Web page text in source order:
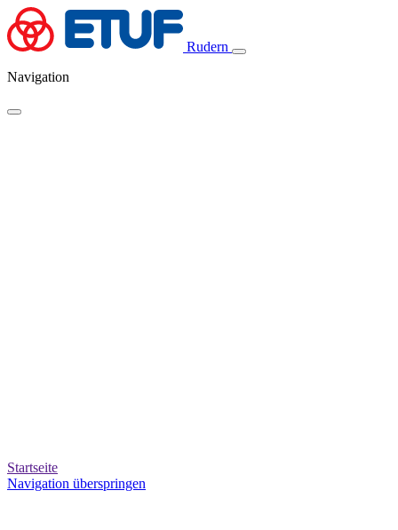
Rudern
Navigation
Startseite
Navigation überspringen